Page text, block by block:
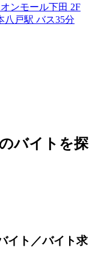
ンモール下田 2F
八戸駅 バス35分
バイトを探
イト／バイト求